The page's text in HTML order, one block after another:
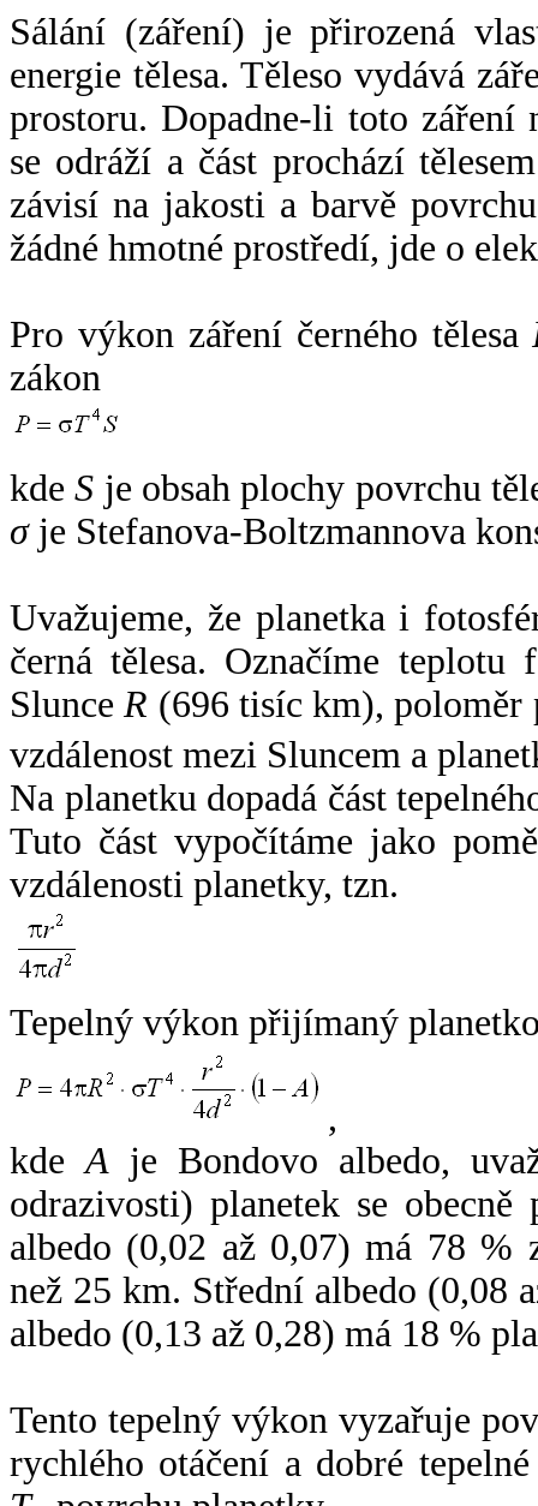
Sálání (záření) je přirozená
energie tělesa. Těleso vydává
prostoru. Dopadne-li toto záření
se odráží a část prochází
závisí na jakosti a barvě
žádné hmotné prostředí, jde o
Pro výkon záření černého tělesa
zákon
kdeS je obsah plochy povrchu
σje Stefanova-Boltzmannova
Uvažujeme, že planetka i
černá tělesa. Označíme
SlunceR (696 tisíc km),
vzdálenost mezi Sluncem a
Na planetku dopadá část
Tuto část vypočítáme jako
vzdálenosti planetky, tzn.
Tepelný výkon přijímaný
,
kdeA je Bondovo albedo,
odrazivosti) planetek se
albedo (0,02 až 0,07) má 78 %
než 25 km. Střední albedo (0,08
albedo (0,13 až 0,28) má 18 %
Tento tepelný výkon vyzařuje
rychlého otáčení a dobré